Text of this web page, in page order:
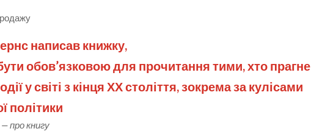
написав книжку,
обов’язковою для прочитання тими, хто прагне
у світі з кінця ХХ століття, зокрема за кулісами
політики
про книгу